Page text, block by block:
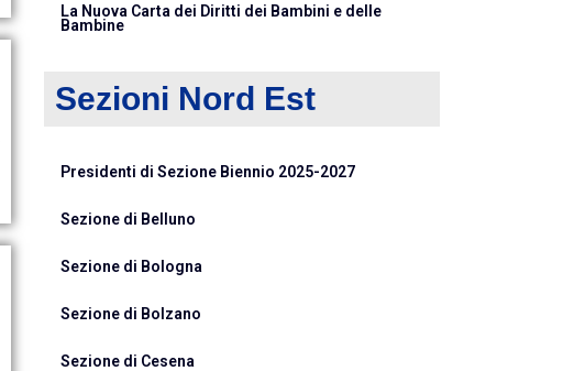
La Nuova Carta dei Diritti dei Bambini e delle
Bambine
Sezioni Nord Est
Presidenti di Sezione Biennio 2025-2027
Sezione di Belluno
Sezione di Bologna
Sezione di Bolzano
Sezione di Cesena